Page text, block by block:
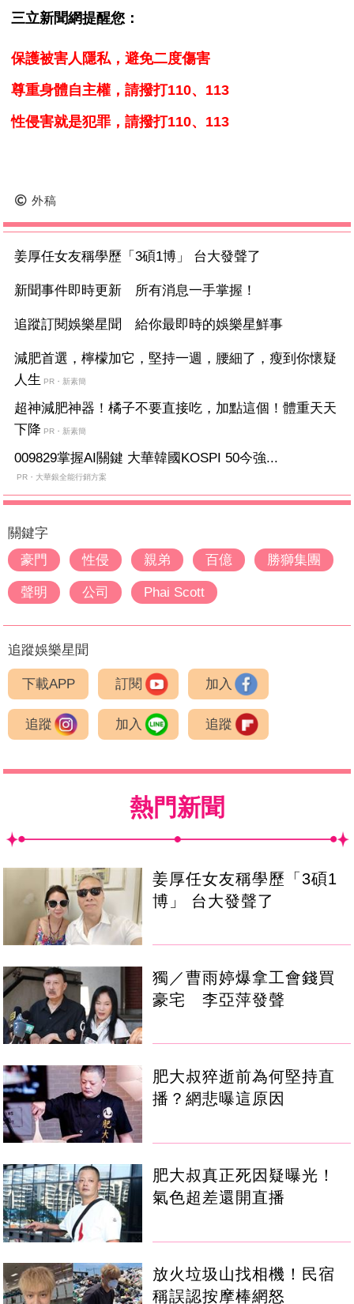
三立新聞網提醒您：
保護被害人隱私，避免二度傷害
尊重身體自主權，請撥打110、113
性侵害就是犯罪，請撥打110、113
外稿
姜厚任女友稱學歷「3碩1博」 台大發聲了
新聞事件即時更新 所有消息一手掌握！
追蹤訂閱娛樂星聞 給你最即時的娛樂星鮮事
減肥首選，檸檬加它，堅持一週，腰細了，瘦到你懷疑
人生 PR・新素簡
超神減肥神器！橘子不要直接吃，加點這個！體重天天
下降 PR・新素簡
009829掌握AI關鍵 大華韓國KOSPI 50今強...
PR・大華銀全能行銷方案
關鍵字
豪門
性侵 親弟 百億 勝獅集團
聲明 公司 Phai Scott
追蹤娛樂星聞
下載APP 訂閱 加入
追蹤 加入 追蹤
熱門新聞
姜厚任女友稱學歷「3碩1
博」 台大發聲了
獨／曹雨婷爆拿工會錢買
豪宅 李亞萍發聲
肥大叔猝逝前為何堅持直
播？網悲曝這原因
肥大叔真正死因疑曝光！
氣色超差還開直播
放火垃圾山找相機！民宿
稱誤認按摩棒網怒